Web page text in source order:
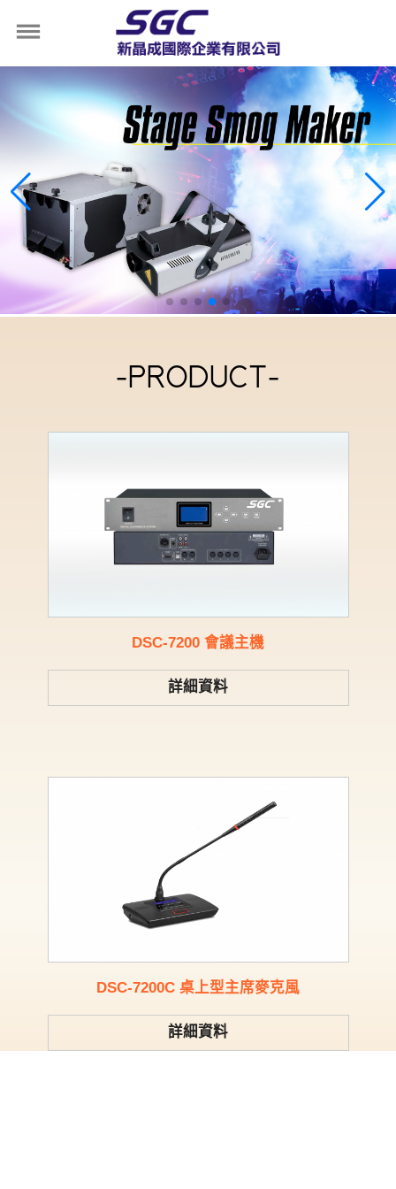
-PRODUCT-
DSC-7200 會議主機
詳細資料
DSC-7200C 桌上型主席麥克風
詳細資料